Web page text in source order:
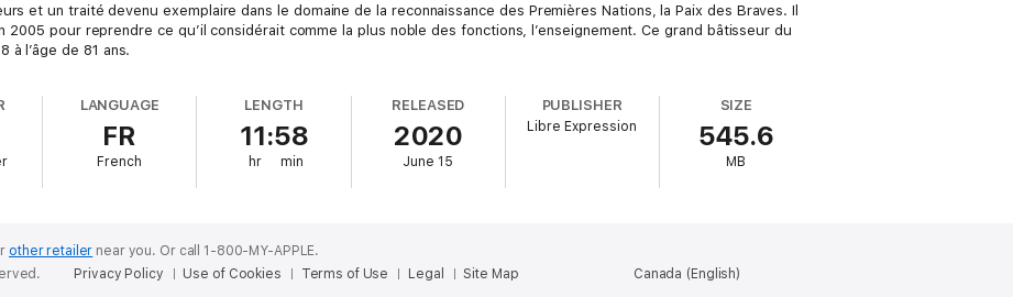
et un traité devenu exemplaire dans le domaine de la reconnaissance des Premières Nations, la Paix des Braves. Il
pour reprendre ce qu’il considérait comme la plus noble des fonctions, l’enseignement. Ce grand bâtisseur du
à l’âge de 81 ans.
LANGUAGE
FR
French
LENGTH
11:58
hr min
RELEASED
2020
June 15
PUBLISHER
Libre Expression
SIZE
545.6
MB
other retailer near you. Or call 1-800-MY-APPLE.
Canada (English)
Privacy Policy Use of Cookies Terms of Use Legal Site Map